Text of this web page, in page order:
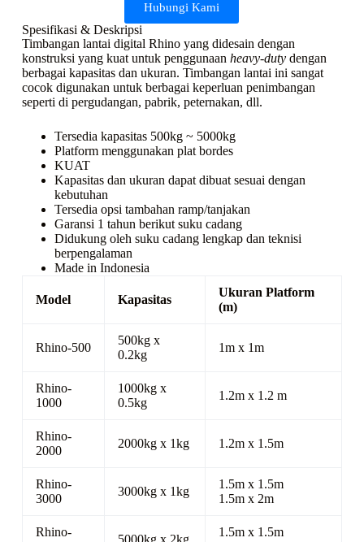
Hubungi Kami
Spesifikasi & Deskripsi
Timbangan lantai digital Rhino yang didesain dengan
konstruksi yang kuat untuk penggunaan heavy-dutydengan
berbagai kapasitas dan ukuran. Timbangan lantai ini sangat
cocok digunakan untuk berbagai keperluan penimbangan
seperti di pergudangan, pabrik, peternakan, dll.
Tersedia kapasitas 500kg ~ 5000kg
Platform menggunakan plat bordes
KUAT
Kapasitas dan ukuran dapat dibuat sesuai dengan
kebutuhan
Tersedia opsi tambahan ramp/tanjakan
Garansi 1 tahun berikut suku cadang
Didukung oleh suku cadang lengkap dan teknisi
berpengalaman
Made in Indonesia
Model Kapasitas
Ukuran Platform
(m)
Rhino-500
500kg x
0.2kg
1m x 1m
Rhino-
1000
1000kg x
0.5kg
1.2m x 1.2 m
Rhino-
2000
2000kg x 1kg 1.2m x 1.5m
Rhino-
3000
3000kg x 1kg
1.5m x 1.5m
1.5m x 2m
Rhino-
5000kg x 2kg
1.5m x 1.5m